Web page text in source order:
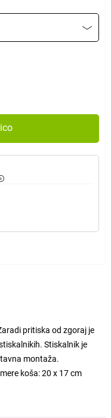
pritiska od zgoraj je
Stiskalnik je
montaža.
koša: 20 x 17 cm